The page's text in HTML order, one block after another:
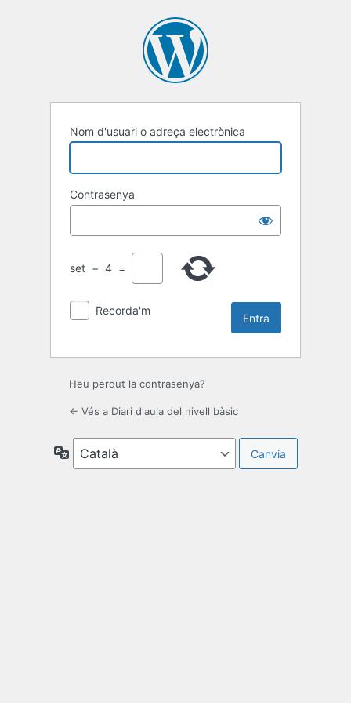
Nom d'usuari o adreça electrònica
Contrasenya
set − 4 =
Recorda'm
Heu perdut la contrasenya?
← Vés a Diari d'aula del nivell bàsic
Idioma